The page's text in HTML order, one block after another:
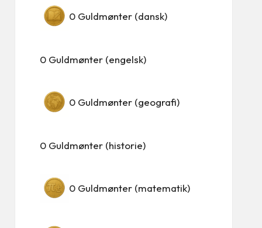
0 Guldmønter (dansk)
0 Guldmønter (engelsk)
0 Guldmønter (geografi)
0 Guldmønter (historie)
0 Guldmønter (matematik)